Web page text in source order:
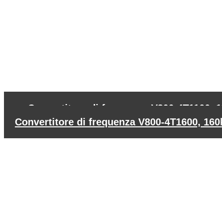
Convertitore di frequenza V800-4T1100,
Convertitore di frequenza V800-4T1600,